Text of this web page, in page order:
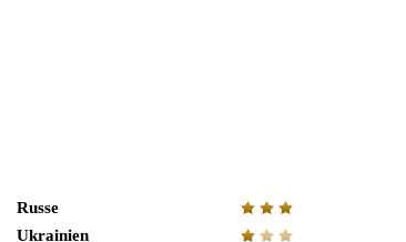
Russe
Ukrainien